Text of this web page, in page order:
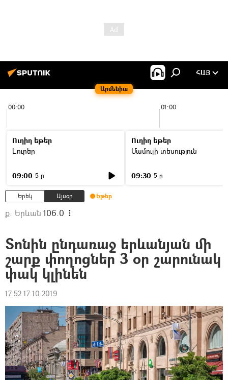
Արմենիա
ՀԱՅ
00:00 01:00
Ուղիղ եթեր
Լուրեր
09:00 5 ր
Ուղիղ եթեր
Մամուլի տեսություն
09:30 5 ր
Երեկ Այսօր Եթեր
ք. Երևան 106.0
Տոնին ընդառաջ երևանյան մի
շարք փողոցներ 3 օր շարունակ
փակ կլինեն
17:52 17.10.2019